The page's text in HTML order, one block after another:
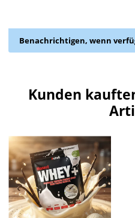
Benachrichtigen, wenn
Kunden